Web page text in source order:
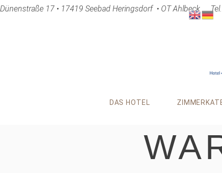
Dünenstraße 17 • 17419 Seebad Heringsdorf • OT Ahlbeck
DAS HOTEL